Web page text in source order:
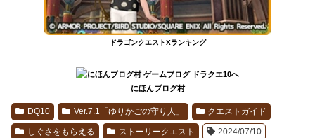
ドラゴンクエストXランキング
にほんブログ村
DQ10 Ver.7.1「ゆりかごの守り人」 クエストガイド
しぐさをもらえる ストーリークエスト 2024/07/10